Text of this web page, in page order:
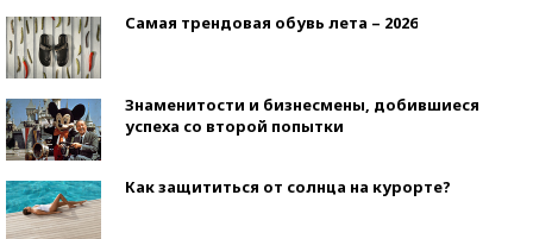
Самая трендовая обувь лета – 2026
Знаменитости и бизнесмены, добившиеся
успеха со второй попытки
Как защититься от солнца на курорте?